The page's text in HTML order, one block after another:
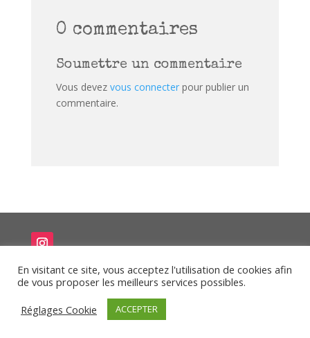
0 commentaires
Soumettre un commentaire
Vous devez vous connecterpour publier un
commentaire.
En visitant ce site, vous acceptez l'utilisation de cookies afin
de vous proposer les meilleurs services possibles.
Réglages Cookie
ACCEPTER